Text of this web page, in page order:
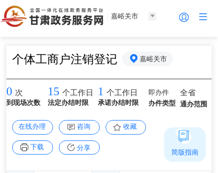
嘉峪关市
个体工商户注销登记 嘉峪关市
0 次
到现场次数
15 个工作日
法定办结时限
1 个工作日
承诺办结时限
即办件
办件类型
全省
通办范围
在线办理 咨询 收藏
下载 分享 简版指南